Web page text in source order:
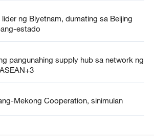
ng Biyetnam, dumating sa Beijing
estado
pangunahing supply hub sa network ng
Mekong Cooperation, sinimulan